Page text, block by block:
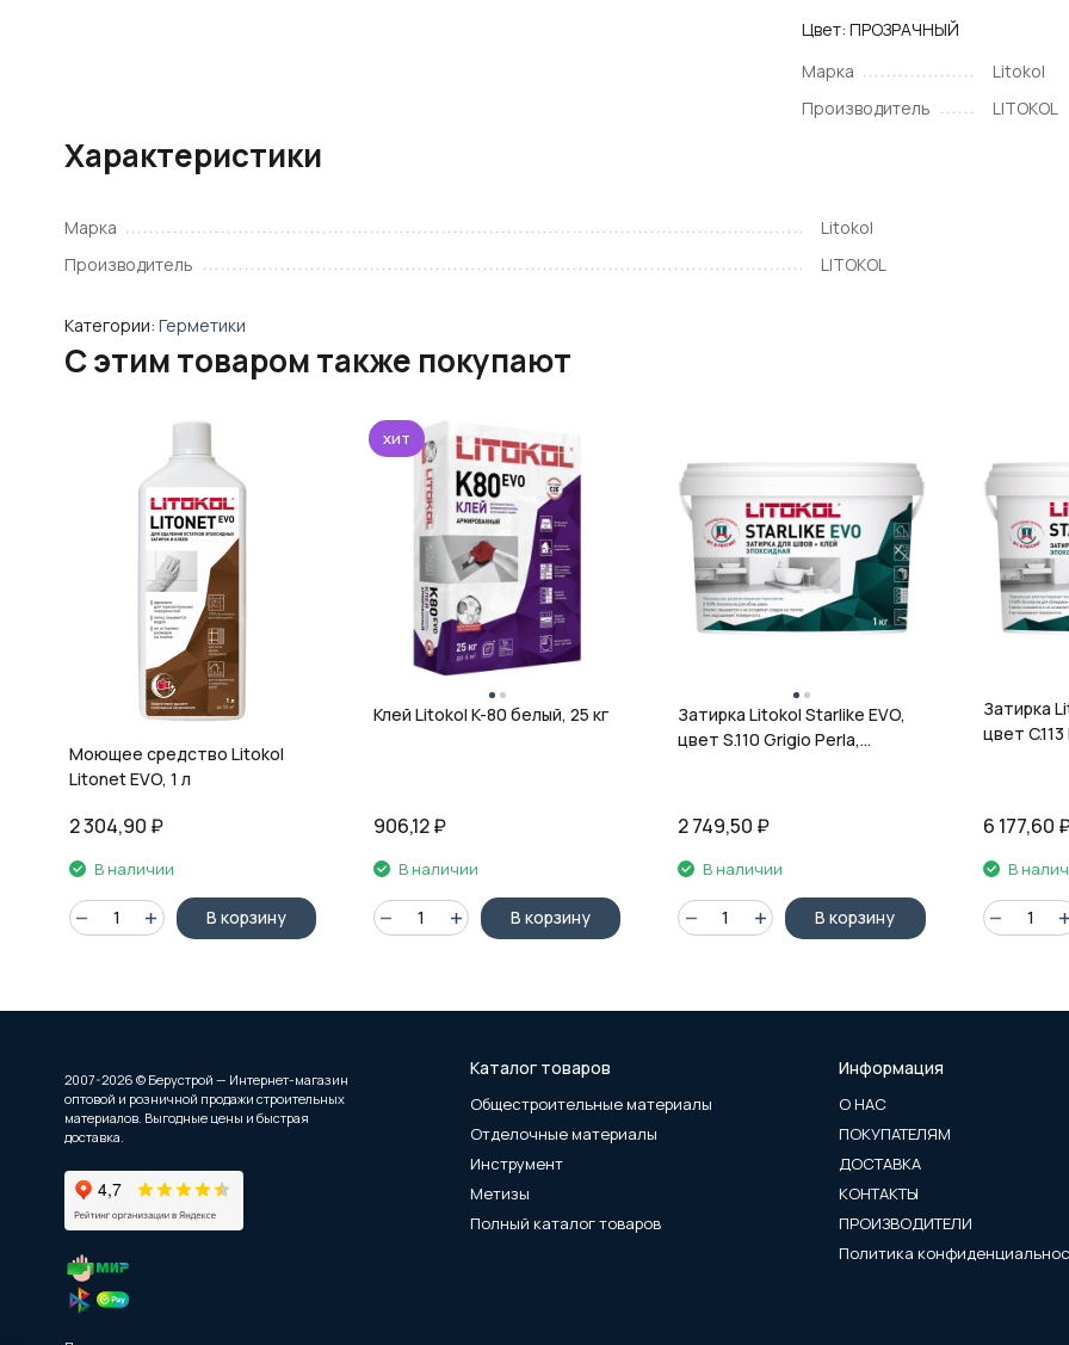
Цвет: ПРОЗРАЧНЫЙ
Марка
Litokol
Производитель
LITOKOL
Характеристики
Марка
Litokol
Производитель
LITOKOL
Категории: Герметики
C этим товаром также покупают
Моющее средство Litokol
Litonet EVO, 1 л
2 304,90 ₽
В наличии
В корзину
хит
Клей Litokol K-80 белый, 25 кг
906,12₽
В наличии
В корзину
Затирка Litokol Starlike EVO,
цвет S.110 Grigio Perla,
2 749,50 ₽
В наличии
В корзину
Затирка
цвет
6 177,60
В
2007-2026 © Берустрой — Интернет-магазин
оптовой и розничной продажи строительных
материалов. Выгодные цены и быстрая
доставка.
Каталог товаров
Общестроительные материалы
Отделочные материалы
Инструмент
Метизы
Полный каталог товаров
Информация
О НАС
ПОКУПАТЕЛЯМ
ДОСТАВКА
КОНТАКТЫ
ПРОИЗВОДИТЕЛИ
Политика